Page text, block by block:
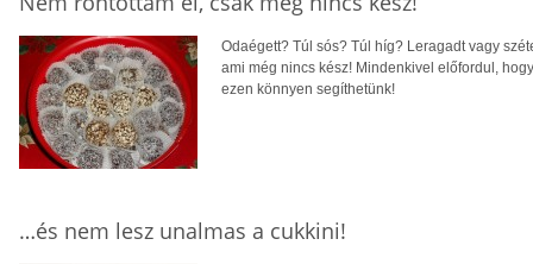
Odaégett? Túl sós? Túl híg? Leragadt vagy
ami még nincs kész! Mindenkivel előfordul,
ezen könnyen segíthetünk!
…és nem lesz unalmas a cukkini!